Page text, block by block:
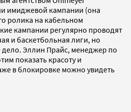
имиджевой кампании (она
ролика на кабельном
кампании регулярно проводят
и баскетбольная лиги, но
дело. Эллин Прайс, менеджер по
показать красоту и
в блокировке можно увидеть